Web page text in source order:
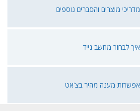
מדריכי מוצרים והסברים נוספים
איך לבחור מחשב נייד
אפשרות מענה מהיר בצ'אט